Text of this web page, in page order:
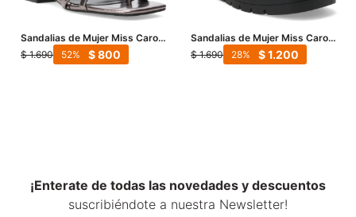
Sandalias de Mujer Miss Carol
VETRA - Peltre
$ 1.690 $800
52
Sandalias de Mujer Miss Carol
LAGOON con hebillas - Peltre
$ 1.690 $1.200
28
¡Enterate de todas las novedades y descuentos
suscribiéndote a nuestra Newsletter!